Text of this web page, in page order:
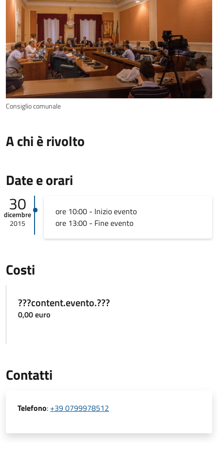
Consiglio comunale
A chi è rivolto
Date e orari
30
dicembre
2015
ore 10:00 - Inizio evento
ore 13:00 - Fine evento
Costi
???content.evento.???
0,00 euro
Contatti
Telefono: +39 0799978512